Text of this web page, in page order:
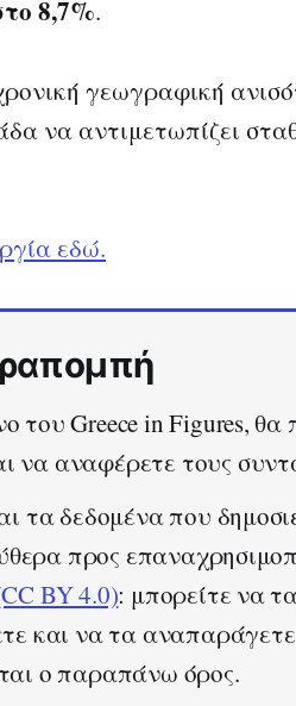
8,7%.
γεωγραφική
να αντιμετωπίζει
εδώ.
του Greece in Figures, θα
να αναφέρετε τους
τα δεδομένα που
προς
BY 4.0): μπορείτε να
και να τα
ο παραπάνω όρος.